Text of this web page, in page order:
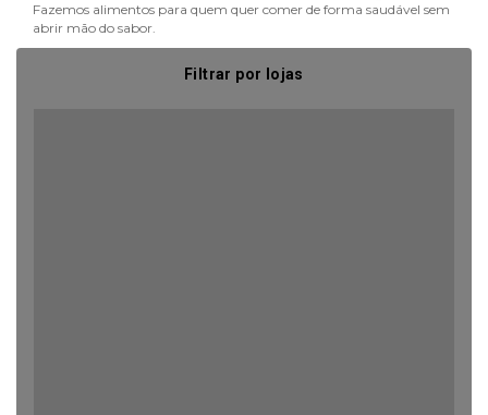
Fazemos alimentos para quem quer comer de forma saudável sem
abrir mão do sabor.